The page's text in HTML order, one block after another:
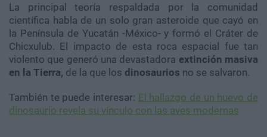
La principal teoría respaldada por la comunidad
científica habla de un solo gran asteroide que cayó en
la Península de Yucatán -México- y formó el Cráter de
Chicxulub. El impacto de esta roca espacial fue tan
violento que generó una devastadora extinción masiva
en la Tierra, de la que los dinosaurios no se salvaron.
También te puede interesar: El hallazgo de un huevo de
dinosaurio revela su vínculo con las aves modernas